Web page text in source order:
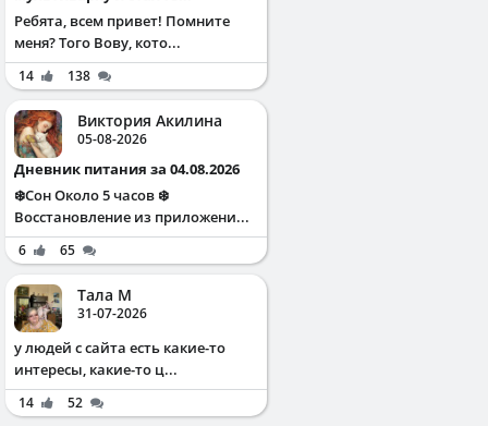
Ребята, всем привет! Помните
меня? Того Вову, кото...
14 138
Виктория Акилина
05-08-2026
Дневник питания за 04.08.2026
❄️Сон Около 5 часов ❄️
Восстановление из приложени...
6 65
Тала М
31-07-2026
у людей с сайта есть какие-то
интересы, какие-то ц...
14
52